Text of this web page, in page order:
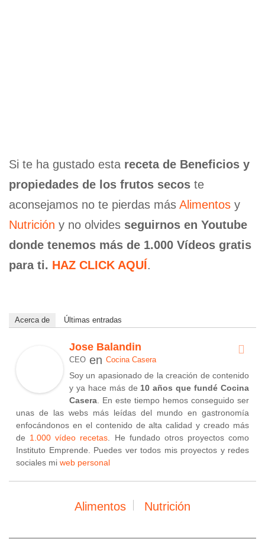
Si te ha gustado esta receta de Beneficios y
propiedades de los frutos secos te
aconsejamos no te pierdas más Alimentos y
Nutrición y no olvides seguirnos en Youtube
donde tenemos más de 1.000 Vídeos gratis
para ti. HAZ CLICK AQUÍ.
Acerca de Últimas entradas
Jose Balandin
CEO en Cocina Casera
Soy un apasionado de la creación de contenido
y ya hace más de 10 años que fundé Cocina
Casera . En este tiempo hemos conseguido ser
unas de las webs más leídas del mundo en gastronomía
enfocándonos en el contenido de alta calidad y creado más
de 1.000 vídeo recetas . He fundado otros proyectos como
Instituto Emprende. Puedes ver todos mis proyectos y redes
sociales mi web personal
Alimentos Nutrición